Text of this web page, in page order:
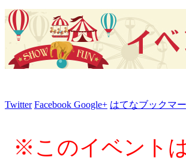
Twitter Facebook Google+ はてなブックマ
※このイベント